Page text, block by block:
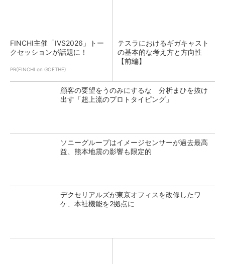
FINCHI主催「IVS2026」トー
クセッションが話題に！
PR(FINCHI on GOETHE)
テスラにおけるギガキャスト
の基本的な考え方と方向性
【前編】
顧客の要望をうのみにするな 分析まひを抜け
出す「超上流のプロトタイピング」
ソニーグループはイメージセンサーが過去最高
益、熊本地震の影響も限定的
デクセリアルズが東京オフィスを改修したワ
ケ、本社機能を2拠点に